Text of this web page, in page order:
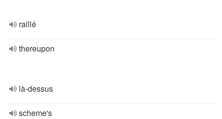
raillé
thereupon
là-dessus
scheme's